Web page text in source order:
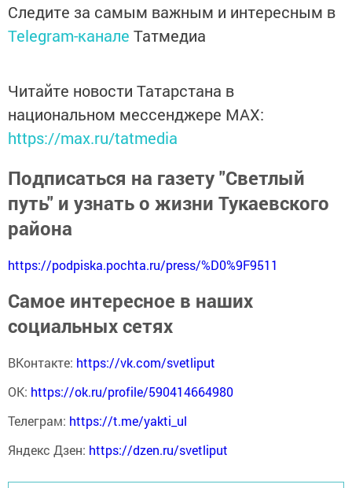
Следите за самым важным и интересным в
Telegram-канале Татмедиа
Читайте новости Татарстана в
национальном мессенджере MАХ:
https://max.ru/tatmedia
Подписаться на газету "Светлый
путь" и узнать о жизни Тукаевского
района
https://podpiska.pochta.ru/press/%D0%9F9511
Самое интересное в наших
социальных сетях
ВКонтакте: https://vk.com/svetliput
ОК: https://ok.ru/profile/590414664980
Телеграм: https://t.me/yakti_ul
Яндекс Дзен: https://dzen.ru/svetliput